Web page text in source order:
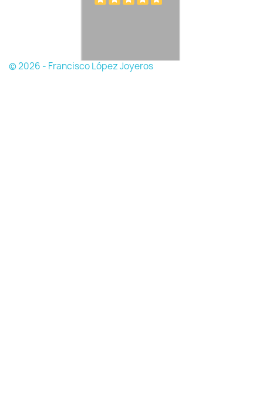
© 2026 - Francisco López Joyeros